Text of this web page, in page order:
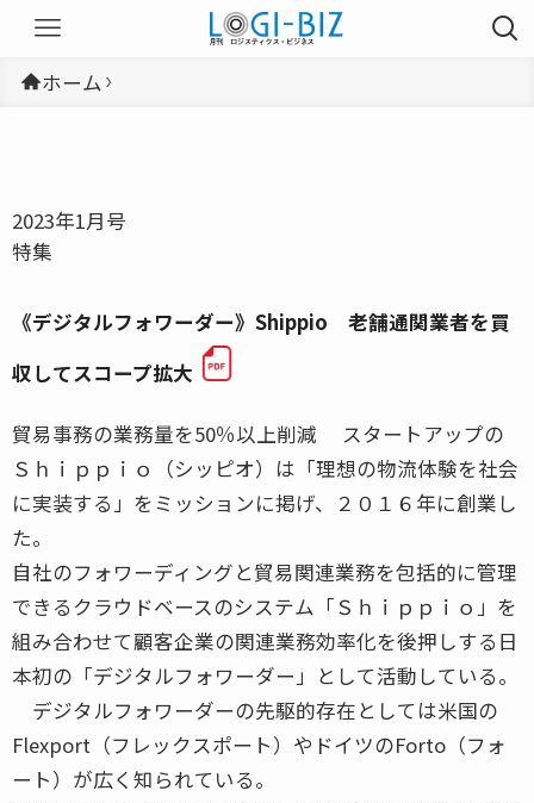
ホーム
2023年1月号
特集
《デジタルフォワーダー》Shippio 老舗通関業者を買
収してスコープ拡大
貿易事務の業務量を50％以上削減 スタートアップの
Ｓｈｉｐｐｉｏ（シッピオ）は「理想の物流体験を社会
に実装する」をミッションに掲げ、２０１６年に創業し
た。
自社のフォワーディングと貿易関連業務を包括的に管理
できるクラウドベースのシステム「Ｓｈｉｐｐｉｏ」を
組み合わせて顧客企業の関連業務効率化を後押しする日
本初の「デジタルフォワーダー」として活動している。
デジタルフォワーダーの先駆的存在としては米国の
Flexport（フレックスポート）やドイツのForto（フォ
ート）が広く知られている。